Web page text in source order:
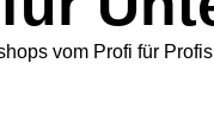
vom Profi für